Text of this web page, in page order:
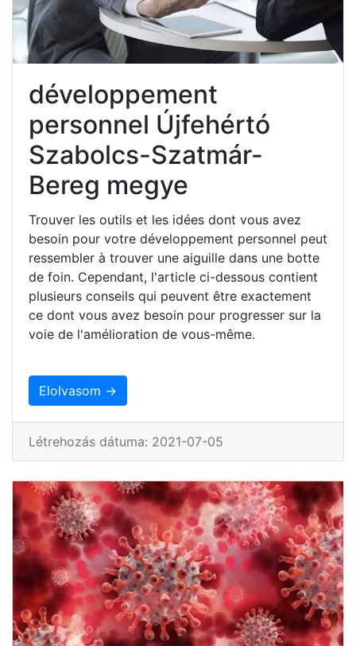
développement
personnel Újfehértó
Szabolcs-Szatmár-
Bereg megye
Trouver les outils et les idées dont vous avez
besoin pour votre développement personnel peut
ressembler à trouver une aiguille dans une botte
de foin. Cependant, l'article ci-dessous contient
plusieurs conseils qui peuvent être exactement
ce dont vous avez besoin pour progresser sur la
voie de l'amélioration de vous-même.
Elolvasom →
Létrehozás dátuma: 2021-07-05